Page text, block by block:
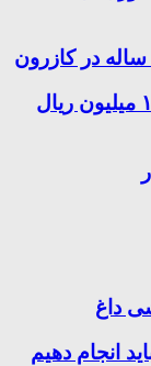
توقیف خودروی ام‌وی‌ام X33 با ۱۳۰ میلیون ریال
داغ
انجام دهیم